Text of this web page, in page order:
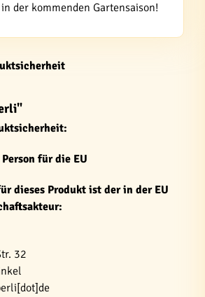
der kommenden Gartensaison!
für die EU
dieses Produkt ist der in der EU
32